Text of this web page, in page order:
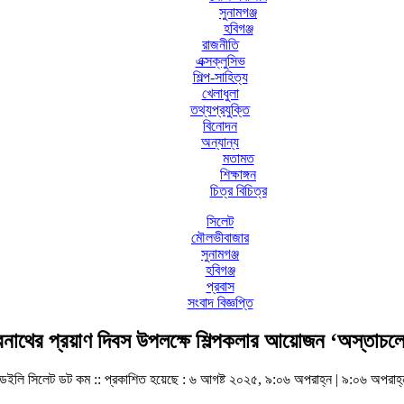
সুনামগঞ্জ
হবিগঞ্জ
রাজনীতি
এক্সক্লুসিভ
শিল্প-সাহিত্য
খেলাধুলা
তথ্যপ্রযুক্তি
বিনোদন
অন্যান্য
মতামত
শিক্ষাঙ্গন
চিত্র বিচিত্র
সিলেট
মৌলভীবাজার
সুনামগঞ্জ
হবিগঞ্জ
প্রবাস
সংবাদ বিজ্ঞপ্তি
প্রয়াণ দিবস উপলক্ষে শিল্পকলার আয়োজন
সিলেট ডট কম ::প্রকাশিত হয়েছে : ৬ আগষ্ট ২০২৫, ৯:০৬ অপরাহ্ন | ৯:০৬